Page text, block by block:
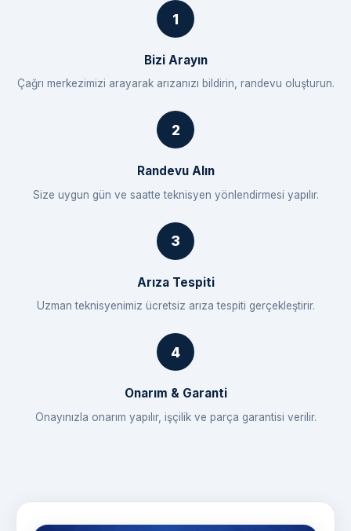
Bizi Arayın
Çağrı merkezimizi arayarak arızanızı bildirin, randevu oluşturun.
Randevu Alın
Size uygun gün ve saatte teknisyen yönlendirmesi yapılır.
Arıza Tespiti
Uzman teknisyenimiz ücretsiz arıza tespiti gerçekleştirir.
Onarım & Garanti
Onayınızla onarım yapılır, işçilik ve parça garantisi verilir.